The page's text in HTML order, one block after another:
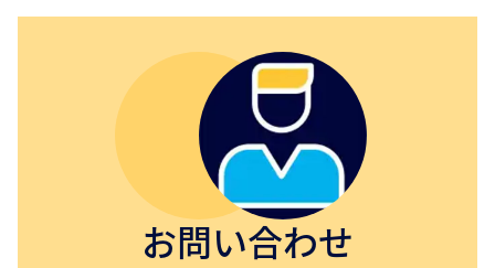
お問い合わせ